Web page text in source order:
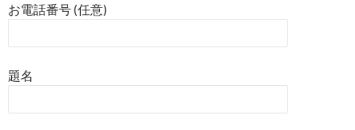
お電話番号 (任意)
題名